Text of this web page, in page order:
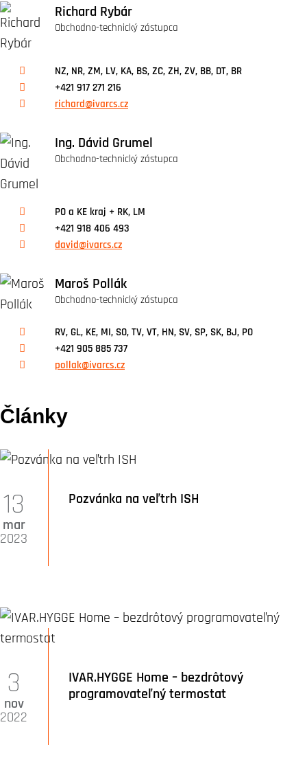
Richard Rybár
Obchodno-technický zástupca
NZ, NR, ZM, LV, KA, BS, ZC, ZH, ZV, BB, DT, BR
+421 917 271 216
richard@ivarcs.cz
Ing. Dávid Grumel
Obchodno-technický zástupca
PO a KE kraj + RK, LM
+421 918 406 493
david@ivarcs.cz
Maroš Pollák
Obchodno-technický zástupca
RV, GL, KE, MI, SO, TV, VT, HN, SV, SP, SK, BJ, PO
+421 905 885 737
pollak@ivarcs.cz
Články
Pozvánka na veľtrh ISH
13
mar
2023
IVAR.HYGGE Home – bezdrôtový
programovateľný termostat
3
nov
2022